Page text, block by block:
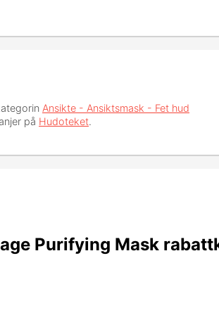
Ansikte - Ansiktsmask - Fet hud
på Hudoteket.
Purifying Mask